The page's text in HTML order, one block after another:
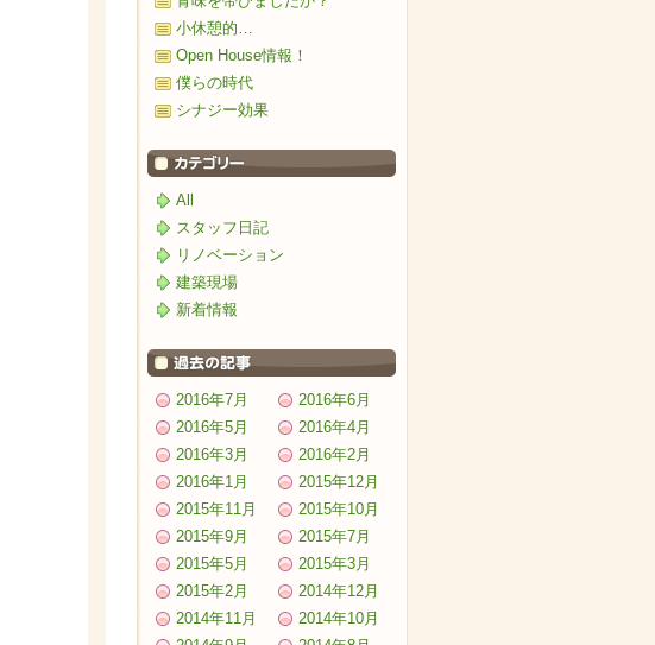
小休憩的…
Open House情報！
僕らの時代
シナジー効果
All
スタッフ日記
リノベーション
建築現場
新着情報
2016年7月
2016年6月
2016年5月
2016年4月
2016年3月
2016年2月
2016年1月
2015年12月
2015年11月
2015年10月
2015年9月
2015年7月
2015年5月
2015年3月
2015年2月
2014年12月
2014年11月
2014年10月